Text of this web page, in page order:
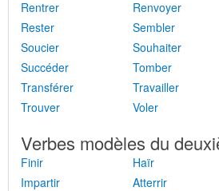
Rentrer
Renvoyer
Rester
Sembler
Soucier
Souhaiter
Succéder
Tomber
Transférer
Travailler
Trouver
Voler
Verbes modèles du
Finir
Haïr
Impartir
Atterrir